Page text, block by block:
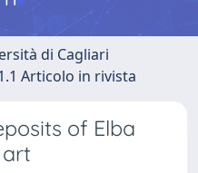
di Cagliari
Articolo in rivista
of Elba
art